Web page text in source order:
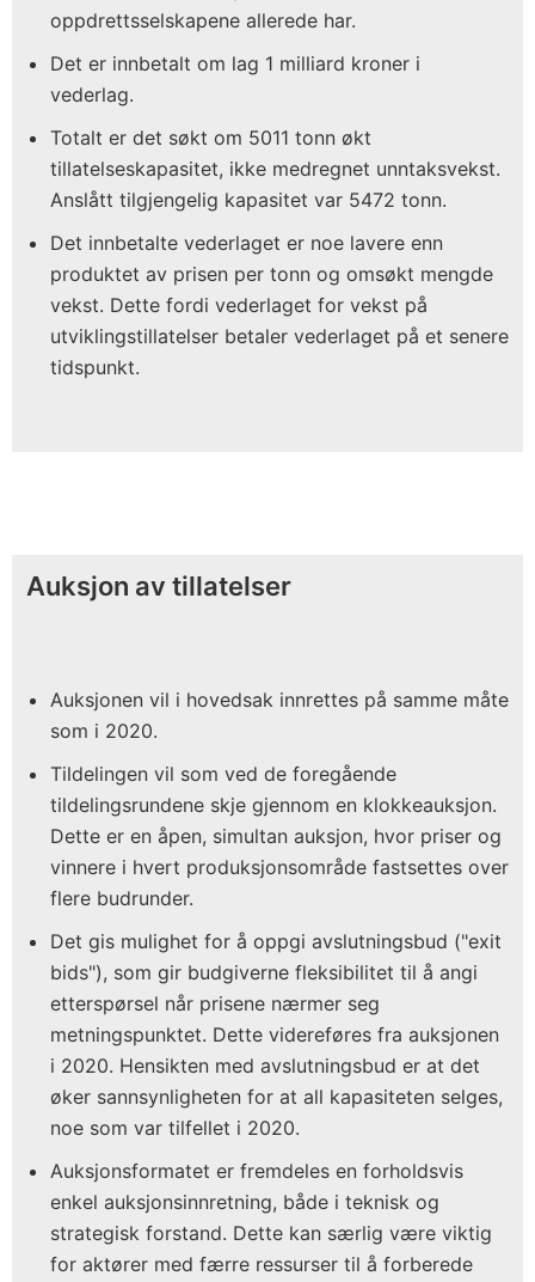
oppdrettsselskapene allerede har.
Det er innbetalt om lag 1 milliard kroner i
vederlag.
Totalt er det søkt om 5011 tonn økt
tillatelseskapasitet, ikke medregnet unntaksvekst.
Anslått tilgjengelig kapasitet var 5472 tonn.
Det innbetalte vederlaget er noe lavere enn
produktet av prisen per tonn og omsøkt mengde
vekst. Dette fordi vederlaget for vekst på
utviklingstillatelser betaler vederlaget på et senere
tidspunkt.
Auksjon av tillatelser
Auksjonen vil i hovedsak innrettes på samme måte
som i 2020.
Tildelingen vil som ved de foregående
tildelingsrundene skje gjennom en klokkeauksjon.
Dette er en åpen, simultan auksjon, hvor priser og
vinnere i hvert produksjonsområde fastsettes over
flere budrunder.
Det gis mulighet for å oppgi avslutningsbud ("exit
bids"), som gir budgiverne fleksibilitet til å angi
etterspørsel når prisene nærmer seg
metningspunktet. Dette videreføres fra auksjonen
i 2020. Hensikten med avslutningsbud er at det
øker sannsynligheten for at all kapasiteten selges,
noe som var tilfellet i 2020.
Auksjonsformatet er fremdeles en forholdsvis
enkel auksjonsinnretning, både i teknisk og
strategisk forstand. Dette kan særlig være viktig
for aktører med færre ressurser til å forberede